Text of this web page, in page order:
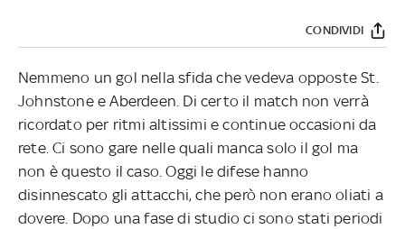
CONDIVIDI
Nemmeno un gol nella sfida che vedeva opposte St.
Johnstone e Aberdeen. Di certo il match non verrà
ricordato per ritmi altissimi e continue occasioni da
rete. Ci sono gare nelle quali manca solo il gol ma
non è questo il caso. Oggi le difese hanno
disinnescato gli attacchi, che però non erano oliati a
dovere. Dopo una fase di studio ci sono stati periodi